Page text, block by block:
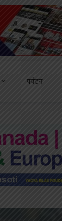
पर्यटन